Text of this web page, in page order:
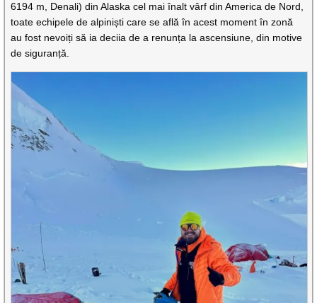
6194 m, Denali) din Alaska cel mai înalt vârf din America de Nord,
toate echipele de alpiniști care se află în acest moment în zonă
au fost nevoiți să ia deciia de a renunța la ascensiune, din motive
de siguranță.